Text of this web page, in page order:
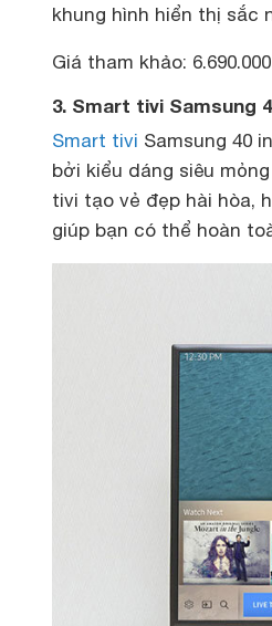
khung hình hiển thị sắc
Giá tham khảo:
3. Smart tivi Samsung
Smart tivi Samsung 40
bởi kiểu dáng siêu
tivi tạo vẻ đẹp hài hòa,
giúp bạn có thể hoàn